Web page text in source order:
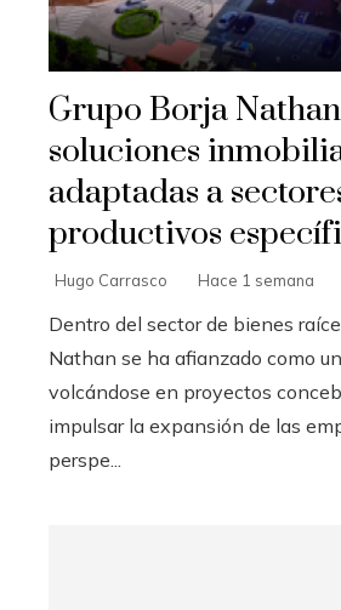
Grupo Borja
soluciones
adaptadas a
productivos
Hugo Carrasco Hace 1 semana
Dentro del sector de bienes
Nathan se ha afianzado como
volcándose en proyectos
impulsar la expansión de las
perspe...